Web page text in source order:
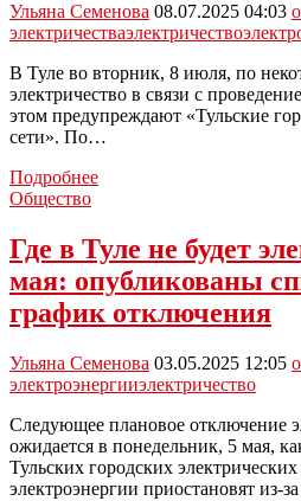
Ульяна Семенова 08.07.2025 04:03
электричестваэлектричество
В Туле во вторник, 8 июля, по
электричество в связи с
этом предупреждают «Тульские
сети». По…
ПодробнееСтало
в
Туле
отключат
8
Общество
Где в Туле не будет
мая: опубликованы
график отключения
Ульяна Семенова 03.05.2025 12:05
электроэнергииэлектричество
Следующее плановое отключение
ожидается в понедельник, 5 мая,
Тульских городских
электроэнергии приостановят из-